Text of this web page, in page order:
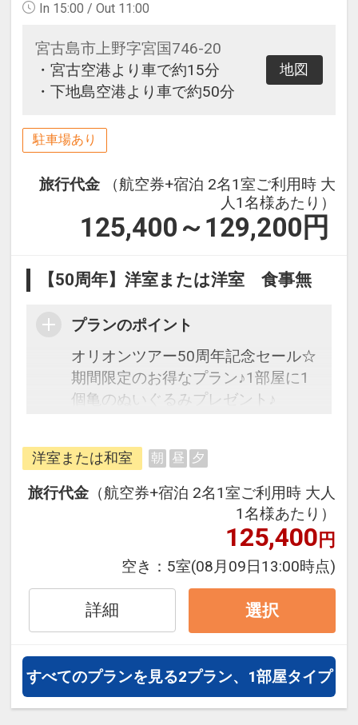
In 15:00 / Out 11:00
宮古島市上野字宮国746-20
・宮古空港より車で約15分
・下地島空港より車で約50分
地図
駐車場あり
旅行代金
（航空券+宿泊 2名1室ご利用時 大
人1名様あたり）
125,400～129,200 円
【50周年】洋室または洋室 食事無
プランのポイント
オリオンツアー50周年記念セール☆
期間限定のお得なプラン♪1部屋に1
個亀のぬいぐるみプレゼント♪
フライトは、安心のJAL（または
JALグループ）確約！フライトマイ
ル50%貯まります。
オプションでレンタカーや現地交
通・体験プランなどの追加（同時予
約）が可能なプランもございます。
すべてのお部屋にキッチンや洗濯機
などを完備し、小さいお子様連れの
旅行や長期滞在にも最適です。
※4名時は和洋室のみとなります。
【アクセス】宮古空港より車で約15
洋室または和室 朝 昼 夕
旅行代金 （航空券+宿泊 2名1室ご利用時 大人
1名様あたり）
125,400円
空き： 5室(08月09日13:00時点)
詳細 選択
すべてのプランを見る2プラン、1部屋タイプ